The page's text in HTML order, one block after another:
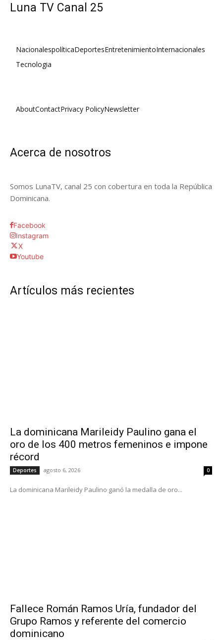
Luna TV Canal 25
NacionalespolíticaDeportesEntretenimientoInternacionales
Tecnologia
AboutContactPrivacy PolicyNewsletter
Acerca de nosotros
Somos LunaTV, canal 25 con cobertura en toda la República
Dominicana.
Facebook
Instagram
X
Youtube
Artículos más recientes
La dominicana Marileidy Paulino gana el
oro de los 400 metros femeninos e impone
récord
Deportes agosto 6, 2026 0
La dominicana Marileidy Paulino ganó la medalla de oro...
Fallece Román Ramos Uría, fundador del
Grupo Ramos y referente del comercio
dominicano